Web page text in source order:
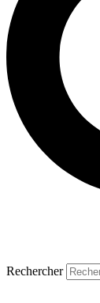
Rechercher